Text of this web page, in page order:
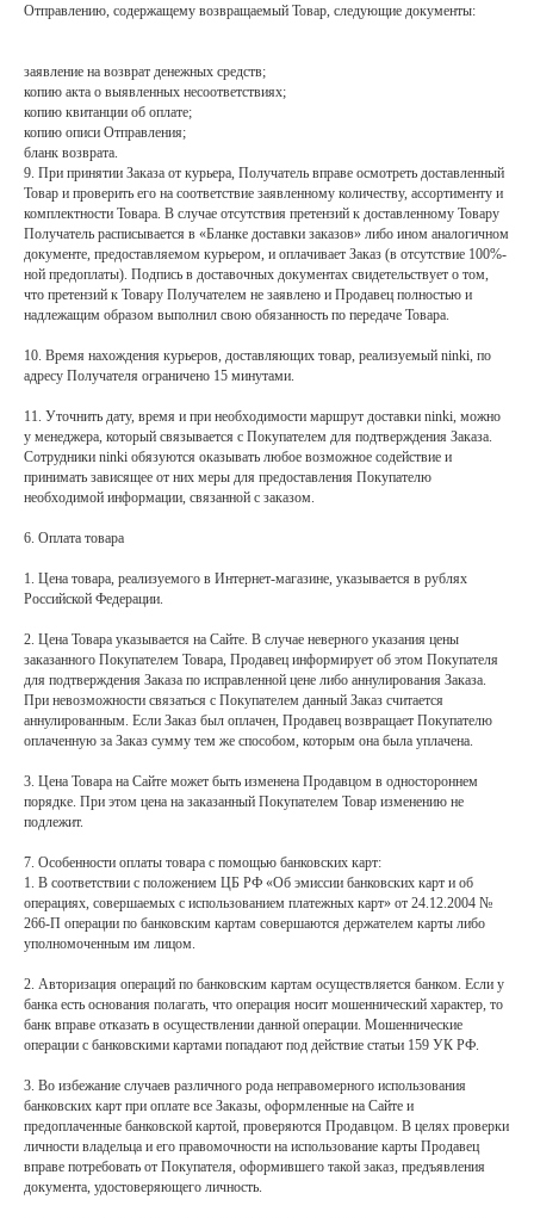
Отправлению, содержащему возвращаемый Товар, следующие документы:
заявление на возврат денежных средств;
копию акта о выявленных несоответствиях;
копию квитанции об оплате;
копию описи Отправления;
бланк возврата.
9. При принятии Заказа от курьера, Получатель вправе осмотреть доставленный
Товар и проверить его на соответствие заявленному количеству, ассортименту и
комплектности Товара. В случае отсутствия претензий к доставленному Товару
Получатель расписывается в «Бланке доставки заказов» либо ином аналогичном
документе, предоставляемом курьером, и оплачивает Заказ (в отсутствие 100%-
ной предоплаты). Подпись в доставочных документах свидетельствует о том,
что претензий к Товару Получателем не заявлено и Продавец полностью и
надлежащим образом выполнил свою обязанность по передаче Товара.
10. Время нахождения курьеров, доставляющих товар, реализуемый ninki, по
адресу Получателя ограничено 15 минутами.
11. Уточнить дату, время и при необходимости маршрут доставки ninki, можно
у менеджера, который связывается с Покупателем для подтверждения Заказа.
Cотрудники ninki обязуются оказывать любое возможное содействие и
принимать зависящее от них меры для предоставления Покупателю
необходимой информации, связанной с заказом.
6. Оплата товара
1. Цена товара, реализуемого в Интернет-магазине, указывается в рублях
Российской Федерации.
2. Цена Товара указывается на Сайте. В случае неверного указания цены
заказанного Покупателем Товара, Продавец информирует об этом Покупателя
для подтверждения Заказа по исправленной цене либо аннулирования Заказа.
При невозможности связаться с Покупателем данный Заказ считается
аннулированным. Если Заказ был оплачен, Продавец возвращает Покупателю
оплаченную за Заказ сумму тем же способом, которым она была уплачена.
3. Цена Товара на Сайте может быть изменена Продавцом в одностороннем
порядке. При этом цена на заказанный Покупателем Товар изменению не
подлежит.
7. Особенности оплаты товара с помощью банковских карт:
1. В соответствии с положением ЦБ РФ «Об эмиссии банковских карт и об
операциях, совершаемых с использованием платежных карт» от 24.12.2004 №
266-П операции по банковским картам совершаются держателем карты либо
уполномоченным им лицом.
2. Авторизация операций по банковским картам осуществляется банком. Если у
банка есть основания полагать, что операция носит мошеннический характер, то
банк вправе отказать в осуществлении данной операции. Мошеннические
операции с банковскими картами попадают под действие статьи 159 УК РФ.
3. Во избежание случаев различного рода неправомерного использования
банковских карт при оплате все Заказы, оформленные на Сайте и
предоплаченные банковской картой, проверяются Продавцом. В целях проверки
личности владельца и его правомочности на использование карты Продавец
вправе потребовать от Покупателя, оформившего такой заказ, предъявления
документа, удостоверяющего личность.